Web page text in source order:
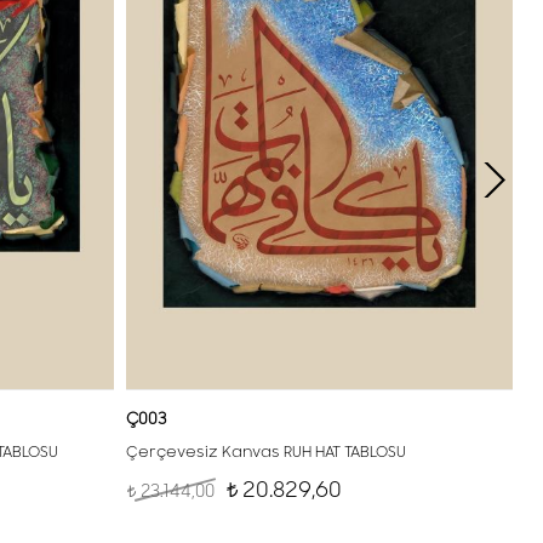
Ç003
Çerçevesiz Kanvas RUH HAT TABLOSU
t 23.144,00 t20.829,60